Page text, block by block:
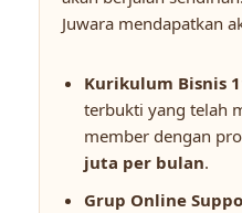
Juwara mendapatkan
Kurikulum Bisnis
terbukti yang telah
member dengan
juta per bulan.
Grup Online